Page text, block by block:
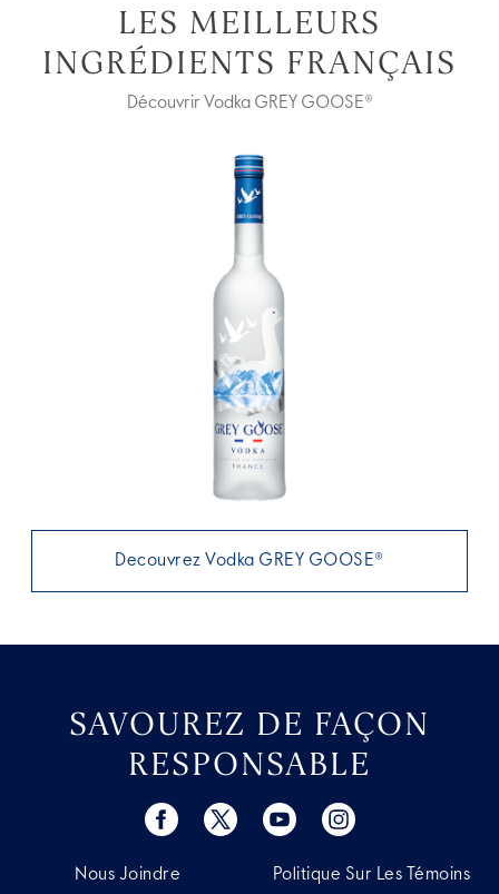
LES MEILLEURS
INGRÉDIENTS FRANÇAIS
Découvrir Vodka GREY GOOSE®
Decouvrez Vodka GREY GOOSE®
SAVOUREZ DE FAÇON
RESPONSABLE
Nous Joindre Politique Sur Les Témoins